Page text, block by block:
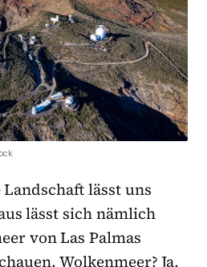
lässt uns
lässt sich nämlich
von Las Palmas
Wolkenmeer? Ja,